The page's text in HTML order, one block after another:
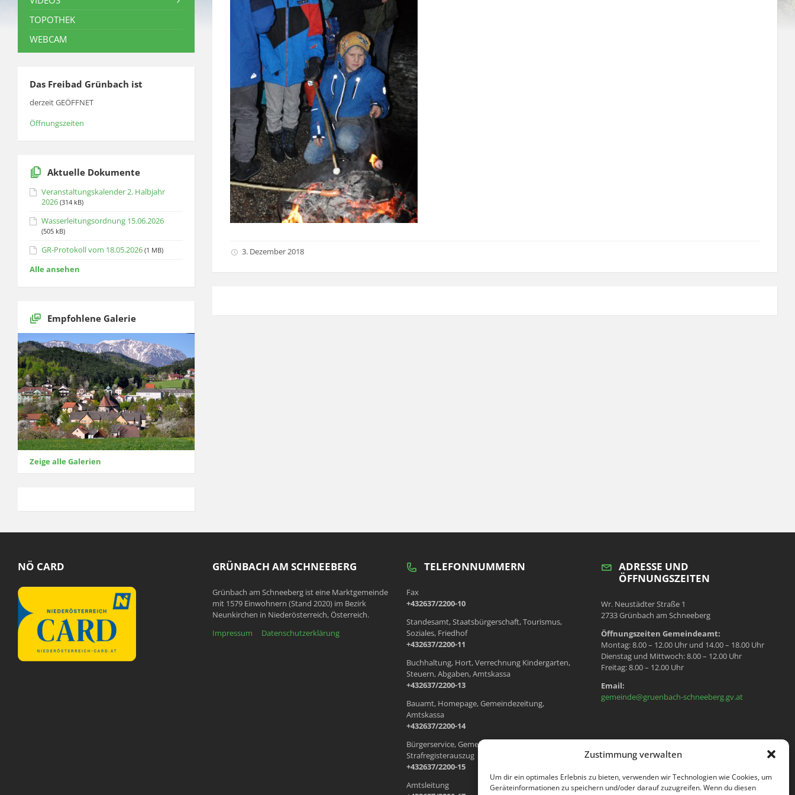
Zustimmung verwalten
Um dir ein optimales Erlebnis zu bieten, verwenden wir Technologien wie Cookies, um
Geräteinformationen zu speichern und/oder darauf zuzugreifen. Wenn du diesen
3. Dezember 2018
TOPOTHEK
WEBCAM
Das Freibad Grünbach ist
derzeit GEÖFFNET
Öffnungszeiten
Aktuelle Dokumente
Veranstaltungskalender 2. Halbjahr
2026 (314 kB)
Wasserleitungsordnung 15.06.2026
(505 kB)
GR-Protokoll vom 18.05.2026 (1 MB)
Alle ansehen
Empfohlene Galerie
Zeige alle Galerien
NÖ CARD GRÜNBACH AM SCHNEEBERG
Grünbach am Schneeberg ist eine Marktgemeinde
mit 1579 Einwohnern (Stand 2020) im Bezirk
Neunkirchen in Niederösterreich, Österreich.
Impressum
Datenschutzerklärung
TELEFONNUMMERN
Fax
+432637/2200-10
Standesamt, Staatsbürgerschaft, Tourismus,
Soziales, Friedhof
+432637/2200-11
Buchhaltung, Hort, Verrechnung Kindergarten,
Steuern, Abgaben, Amtskassa
+432637/2200-13
Bauamt, Homepage, Gemeindezeitung,
Amtskassa
+432637/2200-14
Bürgerservice, Gemeindewohnungen, Meldeamt,
Strafregisterauszug
+432637/2200-15
Amtsleitung
ADRESSE UND
ÖFFNUNGSZEITEN
Wr. Neustädter Straße 1
2733 Grünbach am Schneeberg
Öffnungszeiten Gemeindeamt:
Montag: 8.00 – 12.00 Uhr und 14.00 – 18.00 Uhr
Dienstag und Mittwoch: 8.00 – 12.00 Uhr
Freitag: 8.00 – 12.00 Uhr
Email:
gemeinde@gruenbach-schneeberg.gv.at